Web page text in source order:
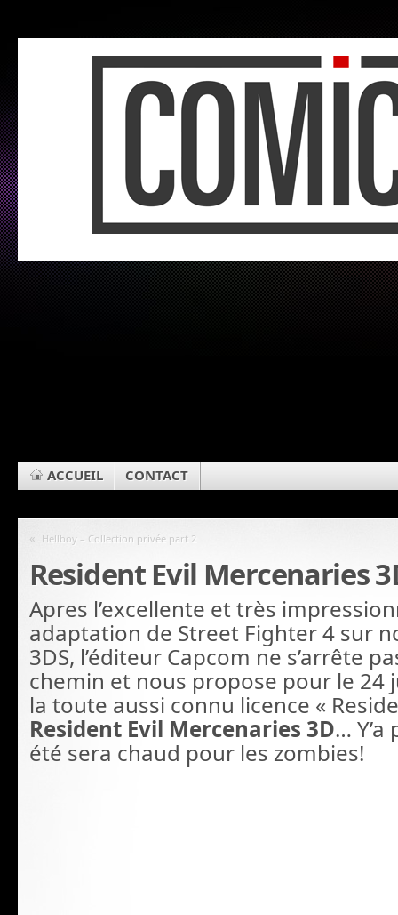
ACCUEIL CONTACT
« Hellboy – Collection privée part 2
Resident Evil Mercenaries
Apres l’excellente et très
adaptation de Street Fighter 4 sur
3DS, l’éditeur Capcom ne s’arrête
chemin et nous propose pour le 24
la toute aussi connu licence «
Resident Evil Mercenaries 3D… Y’a
été sera chaud pour les zombies!